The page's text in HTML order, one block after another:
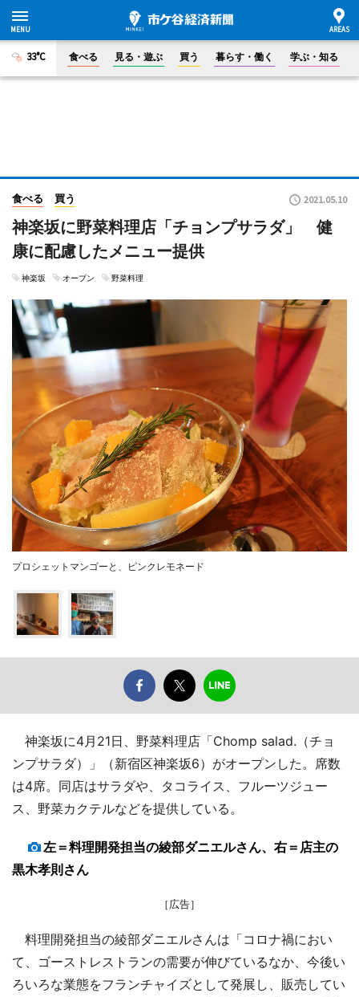
33°C 食べる 見る・遊ぶ 買う 暮らす・働く 学ぶ・知る
食べる 買う 2021.05.10
神楽坂に野菜料理店「チョンプサラダ」 健
康に配慮したメニュー提供
神楽坂 オープン 野菜料理
プロシェットマンゴーと、ピンクレモネード
神楽坂に4月21日、野菜料理店「Chomp salad.（チョ
ンプサラダ）」（新宿区神楽坂6）がオープンした。席数
は4席。同店はサラダや、タコライス、フルーツジュー
ス、野菜カクテルなどを提供している。
左＝料理開発担当の綾部ダニエルさん、右＝店主の
黒木孝則さん
［広告］
料理開発担当の綾部ダニエルさんは「コロナ禍におい
て、ゴーストレストランの需要が伸びているなか、今後い
ろいろな業態をフランチャイズとして発展し、販売してい